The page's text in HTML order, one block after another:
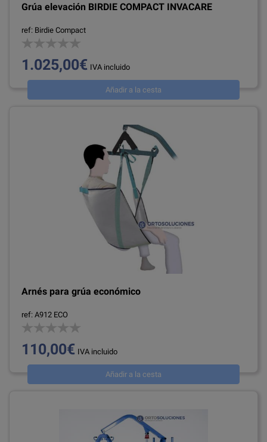
Grúa elevación BIRDIE COMPACT INVACARE
ref: Birdie Compact
1.025,00€ IVA incluido
Añadir a la cesta
Arnés para grúa económico
ref: A912 ECO
110,00€ IVA incluido
Añadir a la cesta